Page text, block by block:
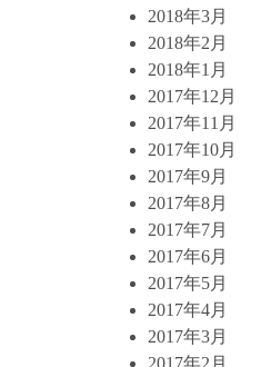
2018年3月
2018年2月
2018年1月
2017年12月
2017年11月
2017年10月
2017年9月
2017年8月
2017年7月
2017年6月
2017年5月
2017年4月
2017年3月
2017年2月